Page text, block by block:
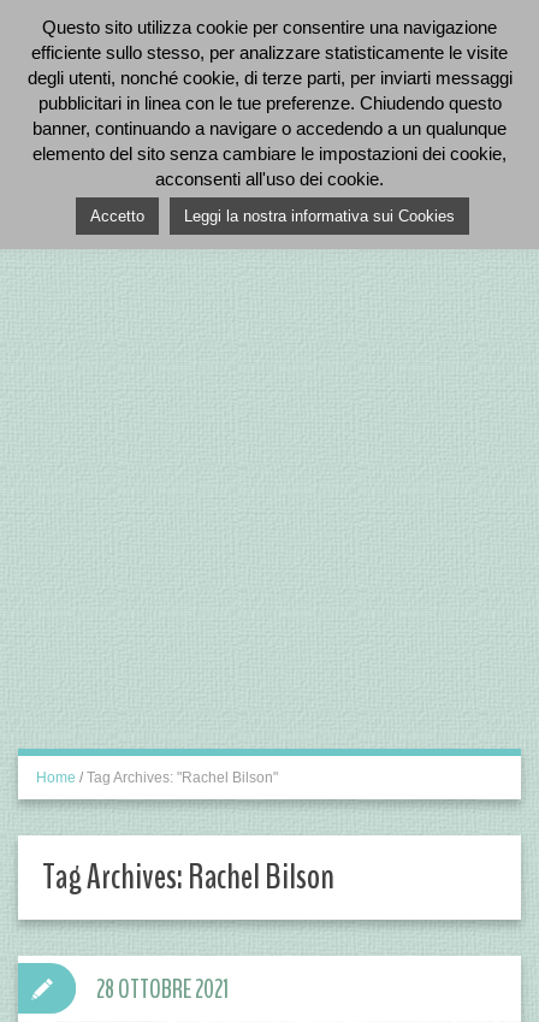
Home / Tag Archives: "Rachel Bilson"
Tag Archives:Rachel Bilson
28 OTTOBRE 2021
Questo sito utilizza cookie per consentire una navigazione
efficiente sullo stesso, per analizzare statisticamente le visite
degli utenti, nonché cookie, di terze parti, per inviarti messaggi
pubblicitari in linea con le tue preferenze. Chiudendo questo
banner, continuando a navigare o accedendo a un qualunque
elemento del sito senza cambiare le impostazioni dei cookie,
acconsenti all'uso dei cookie.
Accetto Leggi la nostra informativa sui Cookies